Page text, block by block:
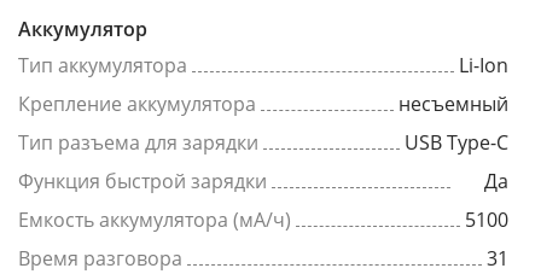
Аккумулятор
Тип аккумулятора
Li-Ion
Крепление аккумулятора
несъемный
Тип разъема для зарядки
USB Type-C
Функция быстрой зарядки
Да
Емкость аккумулятора (мА/ч)
5100
Время разговора
31